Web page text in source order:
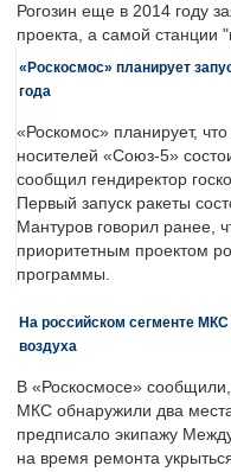
Рогозин еще в 2014 году
проекта, а самой станции
«Роскосмос» планирует
года
«Роскомос» планирует,
носителей «Союз-5»
сообщил гендиректор
Первый запуск ракеты
Мантуров говорил ранее,
приоритетным проектом
программы.
На российском сегменте
воздуха
В «Роскосмосе»
МКС обнаружили два
предписало экипажу
на время ремонта